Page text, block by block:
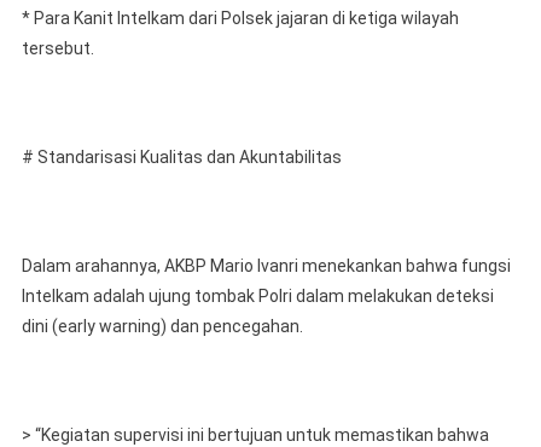
* Para Kanit Intelkam dari Polsek jajaran di ketiga wilayah
tersebut.
# Standarisasi Kualitas dan Akuntabilitas
Dalam arahannya, AKBP Mario Ivanri menekankan bahwa fungsi
Intelkam adalah ujung tombak Polri dalam melakukan deteksi
dini (early warning) dan pencegahan.
> “Kegiatan supervisi ini bertujuan untuk memastikan bahwa